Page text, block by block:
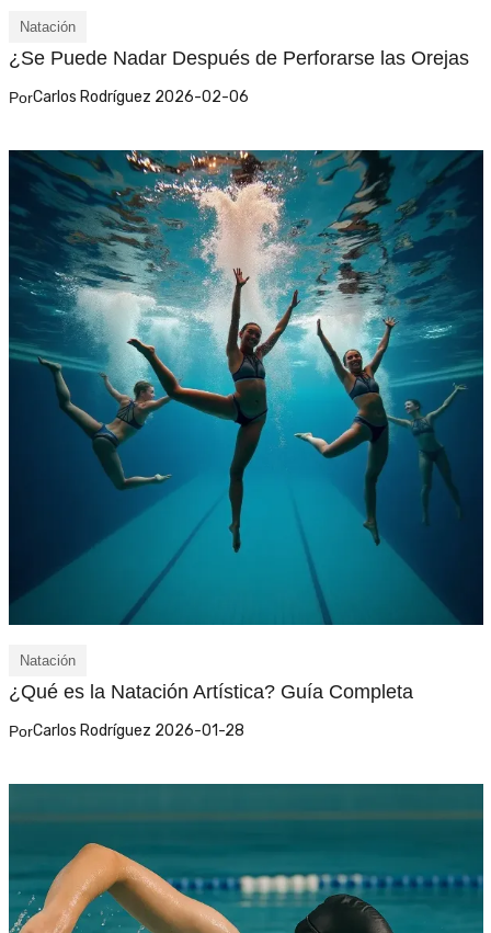
Natación
¿Se Puede Nadar Después de Perforarse las Orejas
PorCarlos Rodríguez 2026-02-06
Natación
¿Qué es la Natación Artística? Guía Completa
PorCarlos Rodríguez 2026-01-28